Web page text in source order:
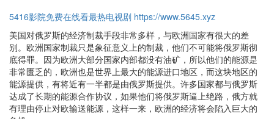
5416影院免费在线看最热电视剧 https://www.5645.xyz
美国对俄罗斯的经济制裁手段非常多样，与欧洲国家有很大的差
别。欧洲国家制裁只是象征意义上的制裁，他们不可能将俄罗斯彻
底得罪。因为欧洲大部分国家内部都没有油矿，所以他们的能源是
非常匮乏的，欧洲也是世界上最大的能源进口地区，而这块地区的
能源提供，有将近有一半都是由俄罗斯提供。许多国家都与俄罗斯
达成了长期的能源合作协议，如果他们将俄罗斯逼上绝路，俄方就
有理由停止对欧输送能源，这样一来，欧洲的经济将会陷入巨大的